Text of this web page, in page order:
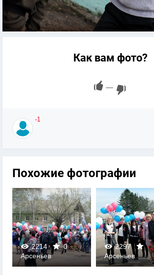
Как вам фото?
—
-1
Похожие фотографии
2214
0
0
Арсеньев
2297
-1
0
Арсеньев